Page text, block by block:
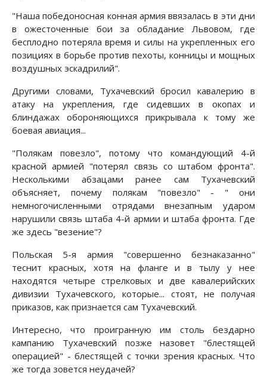
"Наша победоносная конная армия ввязалась в эти дни
в ожесточенные бои за обладание Львовом, где
бесплодно потеряла время и силы на укрепленных его
позициях в борьбе против пехоты, конницы и мощных
воздушных эскадрилий".
Другими словами, Тухачевский бросил кавалерию в
атаку на укрепления, где сидевших в окопах и
блиндажах обороняющихся прикрывала к тому же
боевая авиация...
"Полякам повезло", потому что командующий 4-й
красной армией "потерял связь со штабом фронта".
Несколькими абзацами ранее сам Тухачевский
объясняет, почему полякам "повезло" - " они
немногочисленными отрядами внезапным ударом
нарушили связь штаба 4-й армии и штаба фронта. Где
же здесь "везение"?
Польская 5-я армия "совершенно безнаказанно"
теснит красных, хотя на фланге и в тылу у нее
находятся четыре стрелковых и две кавалерийских
дивизии Тухачевского, которые... стоят, не получая
приказов, как признается сам Тухачевский.
Интересно, что проигранную им столь бездарно
кампанию Тухачевский позже назовет "блестящей
операцией" - блестящей с точки зрения красных. Что
же тогда зовется неудачей?